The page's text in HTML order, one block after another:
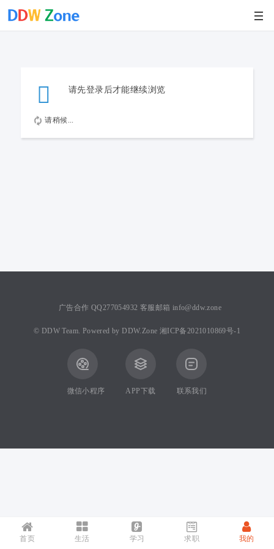
请先登录后才能继续浏览
请稍候...
首页 生活 学习 求职 我的
广告合作 QQ277054932 客服邮箱 info@ddw.zone
© DDW Team. Powered byDDW.Zone 湘ICP备2021010869号-1
微信小程序 APP下载 联系我们